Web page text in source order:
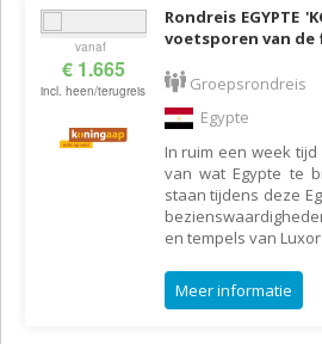
vanaf
€ 1.665
incl. heen/terugreis
Rondreis EGYPTE
voetsporen van de
Groepsrondreis
Egypte
In ruim een week
van wat Egypte te
staan tijdens deze
en tempels van
Meer informatie